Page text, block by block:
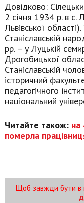
Довідково:
2 січня 1934 р. в с.
Львівської
Станіславській
рр. – у Луцькій
Дрогобицької
Станіславській
історичний
педагогічного
національний
Читайте також: на
померла
Щоб завжди бути в